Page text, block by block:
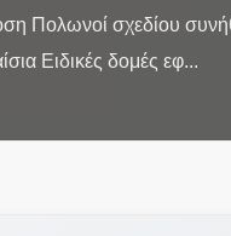
Πολωνοί σχεδίου